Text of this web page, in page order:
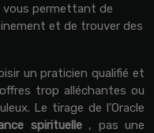
vous permettant de
et de trouver des
un praticien qualifié et
trop alléchantes ou
Le tirage de l’Oracle
spirituelle , pas une